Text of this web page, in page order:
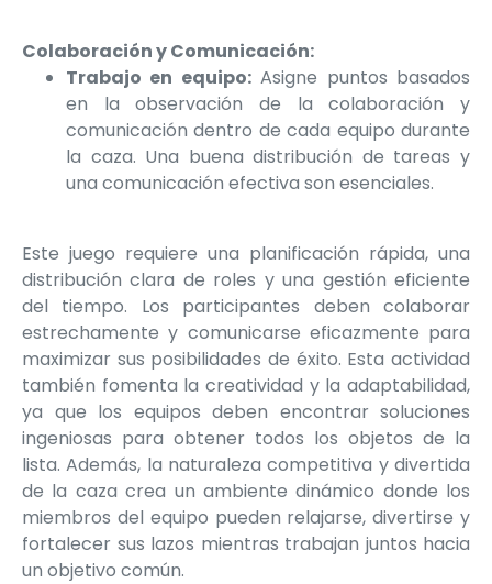
Colaboración y Comunicación:
Trabajo en equipo:Asigne puntos basados
en la observación de la colaboración y
comunicación dentro de cada equipo durante
la caza. Una buena distribución de tareas y
una comunicación efectiva son esenciales.
Este juego requiere una planificación rápida, una
distribución clara de roles y una gestión eficiente
del tiempo. Los participantes deben colaborar
estrechamente y comunicarse eficazmente para
maximizar sus posibilidades de éxito. Esta actividad
también fomenta la creatividad y la adaptabilidad,
ya que los equipos deben encontrar soluciones
ingeniosas para obtener todos los objetos de la
lista. Además, la naturaleza competitiva y divertida
de la caza crea un ambiente dinámico donde los
miembros del equipo pueden relajarse, divertirse y
fortalecer sus lazos mientras trabajan juntos hacia
un objetivo común.